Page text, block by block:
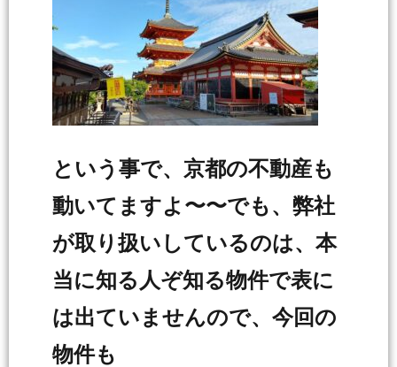
という事で、京都の不動産も
動いてますよ〜〜でも、弊社
が取り扱いしているのは、本
当に知る人ぞ知る物件で表に
は出ていませんので、今回の
物件も